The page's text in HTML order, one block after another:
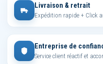
Livraison & retrait
Expédition rapide + Click
Entreprise de
Service client réactif et